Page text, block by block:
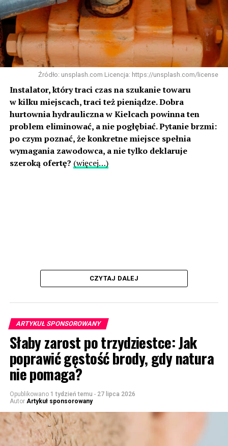
Źródło: unsplash.com Licencja: https://unsplash.com/license
Instalator, który traci czas na szukanie towaru
w kilku miejscach, traci też pieniądze. Dobra
hurtownia hydrauliczna w Kielcach powinna ten
problem eliminować, a nie pogłębiać. Pytanie brzmi:
po czym poznać, że konkretne miejsce spełnia
wymagania zawodowca, a nie tylko deklaruje
szeroką ofertę? (więcej…)
CZYTAJ DALEJ
ARTYKUŁ SPONSOROWANY
Słaby zarost po trzydziestce: Jak
poprawić gęstość brody, gdy natura
nie pomaga?
Opublikowano 1 tydzień temu - 27 lipca 2026
Autor Artykuł sponsorowany